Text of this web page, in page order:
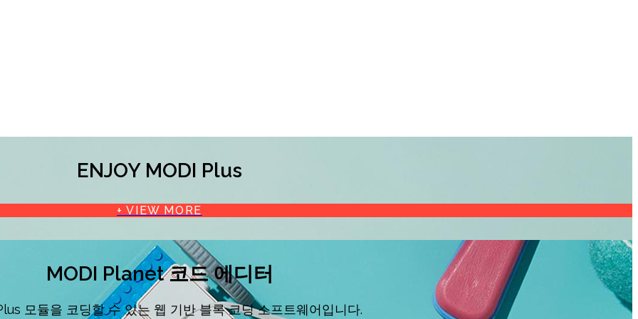
ENJOY MODI Plus
+ VIEW MORE
MODI Planet 코드 에디터
모듈을 코딩할 수 있는 웹 기반 블록 코딩 소프트웨어입니다.